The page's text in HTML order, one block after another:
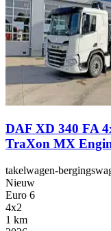
DAF XD 340 FA
TraXon MX
takelwagen-
Nieuw
Euro 6
4x2
1 km